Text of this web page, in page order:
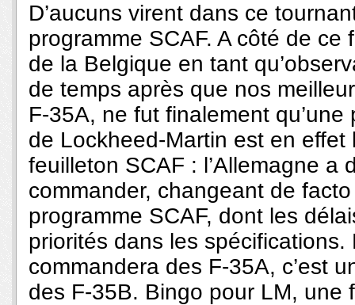
D’aucuns virent dans ce
programme SCAF. A côté de ce
de la Belgique en tant
de temps après que nos
F-35A, ne fut finalement
de Lockheed-Martin est en
feuilleton SCAF : l’Allemagne a
commander, changeant de
programme SCAF, dont les
priorités dans les spécifications.
commandera des F-35A, c’est
des F-35B. Bingo pour LM, une